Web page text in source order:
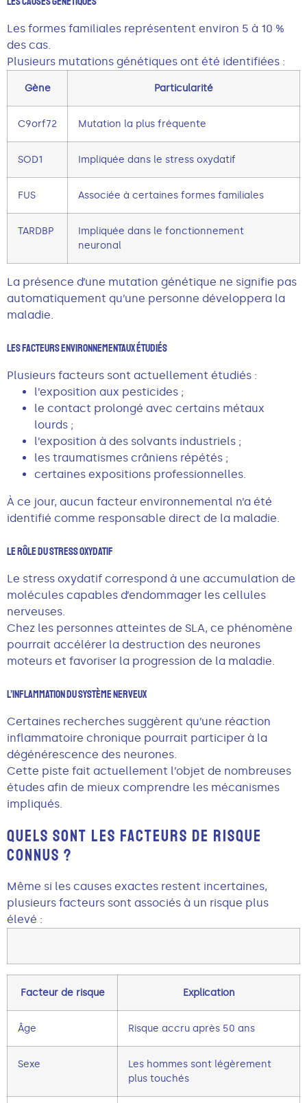
Les formes familiales représentent environ 5 à 10 %
des cas.
Plusieurs mutations génétiques ont été identifiées :
Gène Particularité
C9orf72 Mutation la plus fréquente
SOD1 Impliquée dans le stress oxydatif
FUS Associée à certaines formes familiales
TARDBP
Impliquée dans le fonctionnement
neuronal
La présence d’une mutation génétique ne signifie pas
automatiquement qu’une personne développera la
maladie.
Les Facteurs Environnementaux Étudiés
Plusieurs facteurs sont actuellement étudiés :
l’exposition aux pesticides ;
le contact prolongé avec certains métaux
lourds ;
l’exposition à des solvants industriels ;
les traumatismes crâniens répétés ;
certaines expositions professionnelles.
À ce jour, aucun facteur environnemental n’a été
identifié comme responsable direct de la maladie.
Le Rôle Du Stress Oxydatif
Le stress oxydatif correspond à une accumulation de
molécules capables d’endommager les cellules
nerveuses.
Chez les personnes atteintes de SLA, ce phénomène
pourrait accélérer la destruction des neurones
moteurs et favoriser la progression de la maladie.
L’inflammation Du Système Nerveux
Certaines recherches suggèrent qu’une réaction
inflammatoire chronique pourrait participer à la
dégénérescence des neurones.
Cette piste fait actuellement l’objet de nombreuses
études afin de mieux comprendre les mécanismes
impliqués.
QUELS SONT LES FACTEURS DE RISQUE
CONNUS ?
Même si les causes exactes restent incertaines,
plusieurs facteurs sont associés à un risque plus
élevé :
Facteur de risque Explication
Âge Risque accru après 50 ans
Sexe
Les hommes sont légèrement
plus touchés